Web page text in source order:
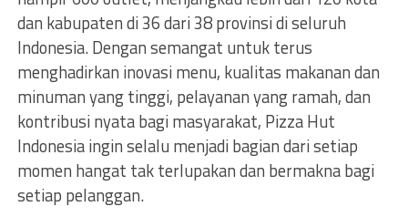
dan kabupaten di 36 dari 38 provinsi di seluruh
Indonesia. Dengan semangat untuk terus
menghadirkan inovasi menu, kualitas makanan dan
minuman yang tinggi, pelayanan yang ramah, dan
kontribusi nyata bagi masyarakat, Pizza Hut
Indonesia ingin selalu menjadi bagian dari setiap
momen hangat tak terlupakan dan bermakna bagi
setiap pelanggan.